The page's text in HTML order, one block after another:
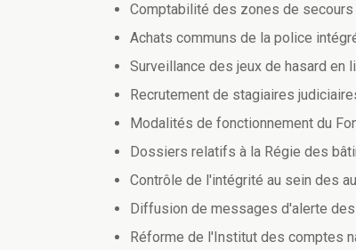
Comptabilité des zones de
Achats communs de la police
Surveillance des jeux de hasard en
Recrutement de stagiaires
Modalités de fonctionnement du
Dossiers relatifs à la Régie des
Contrôle de l'intégrité au sein des
Diffusion de messages d'alerte
Réforme de l'Institut des comptes